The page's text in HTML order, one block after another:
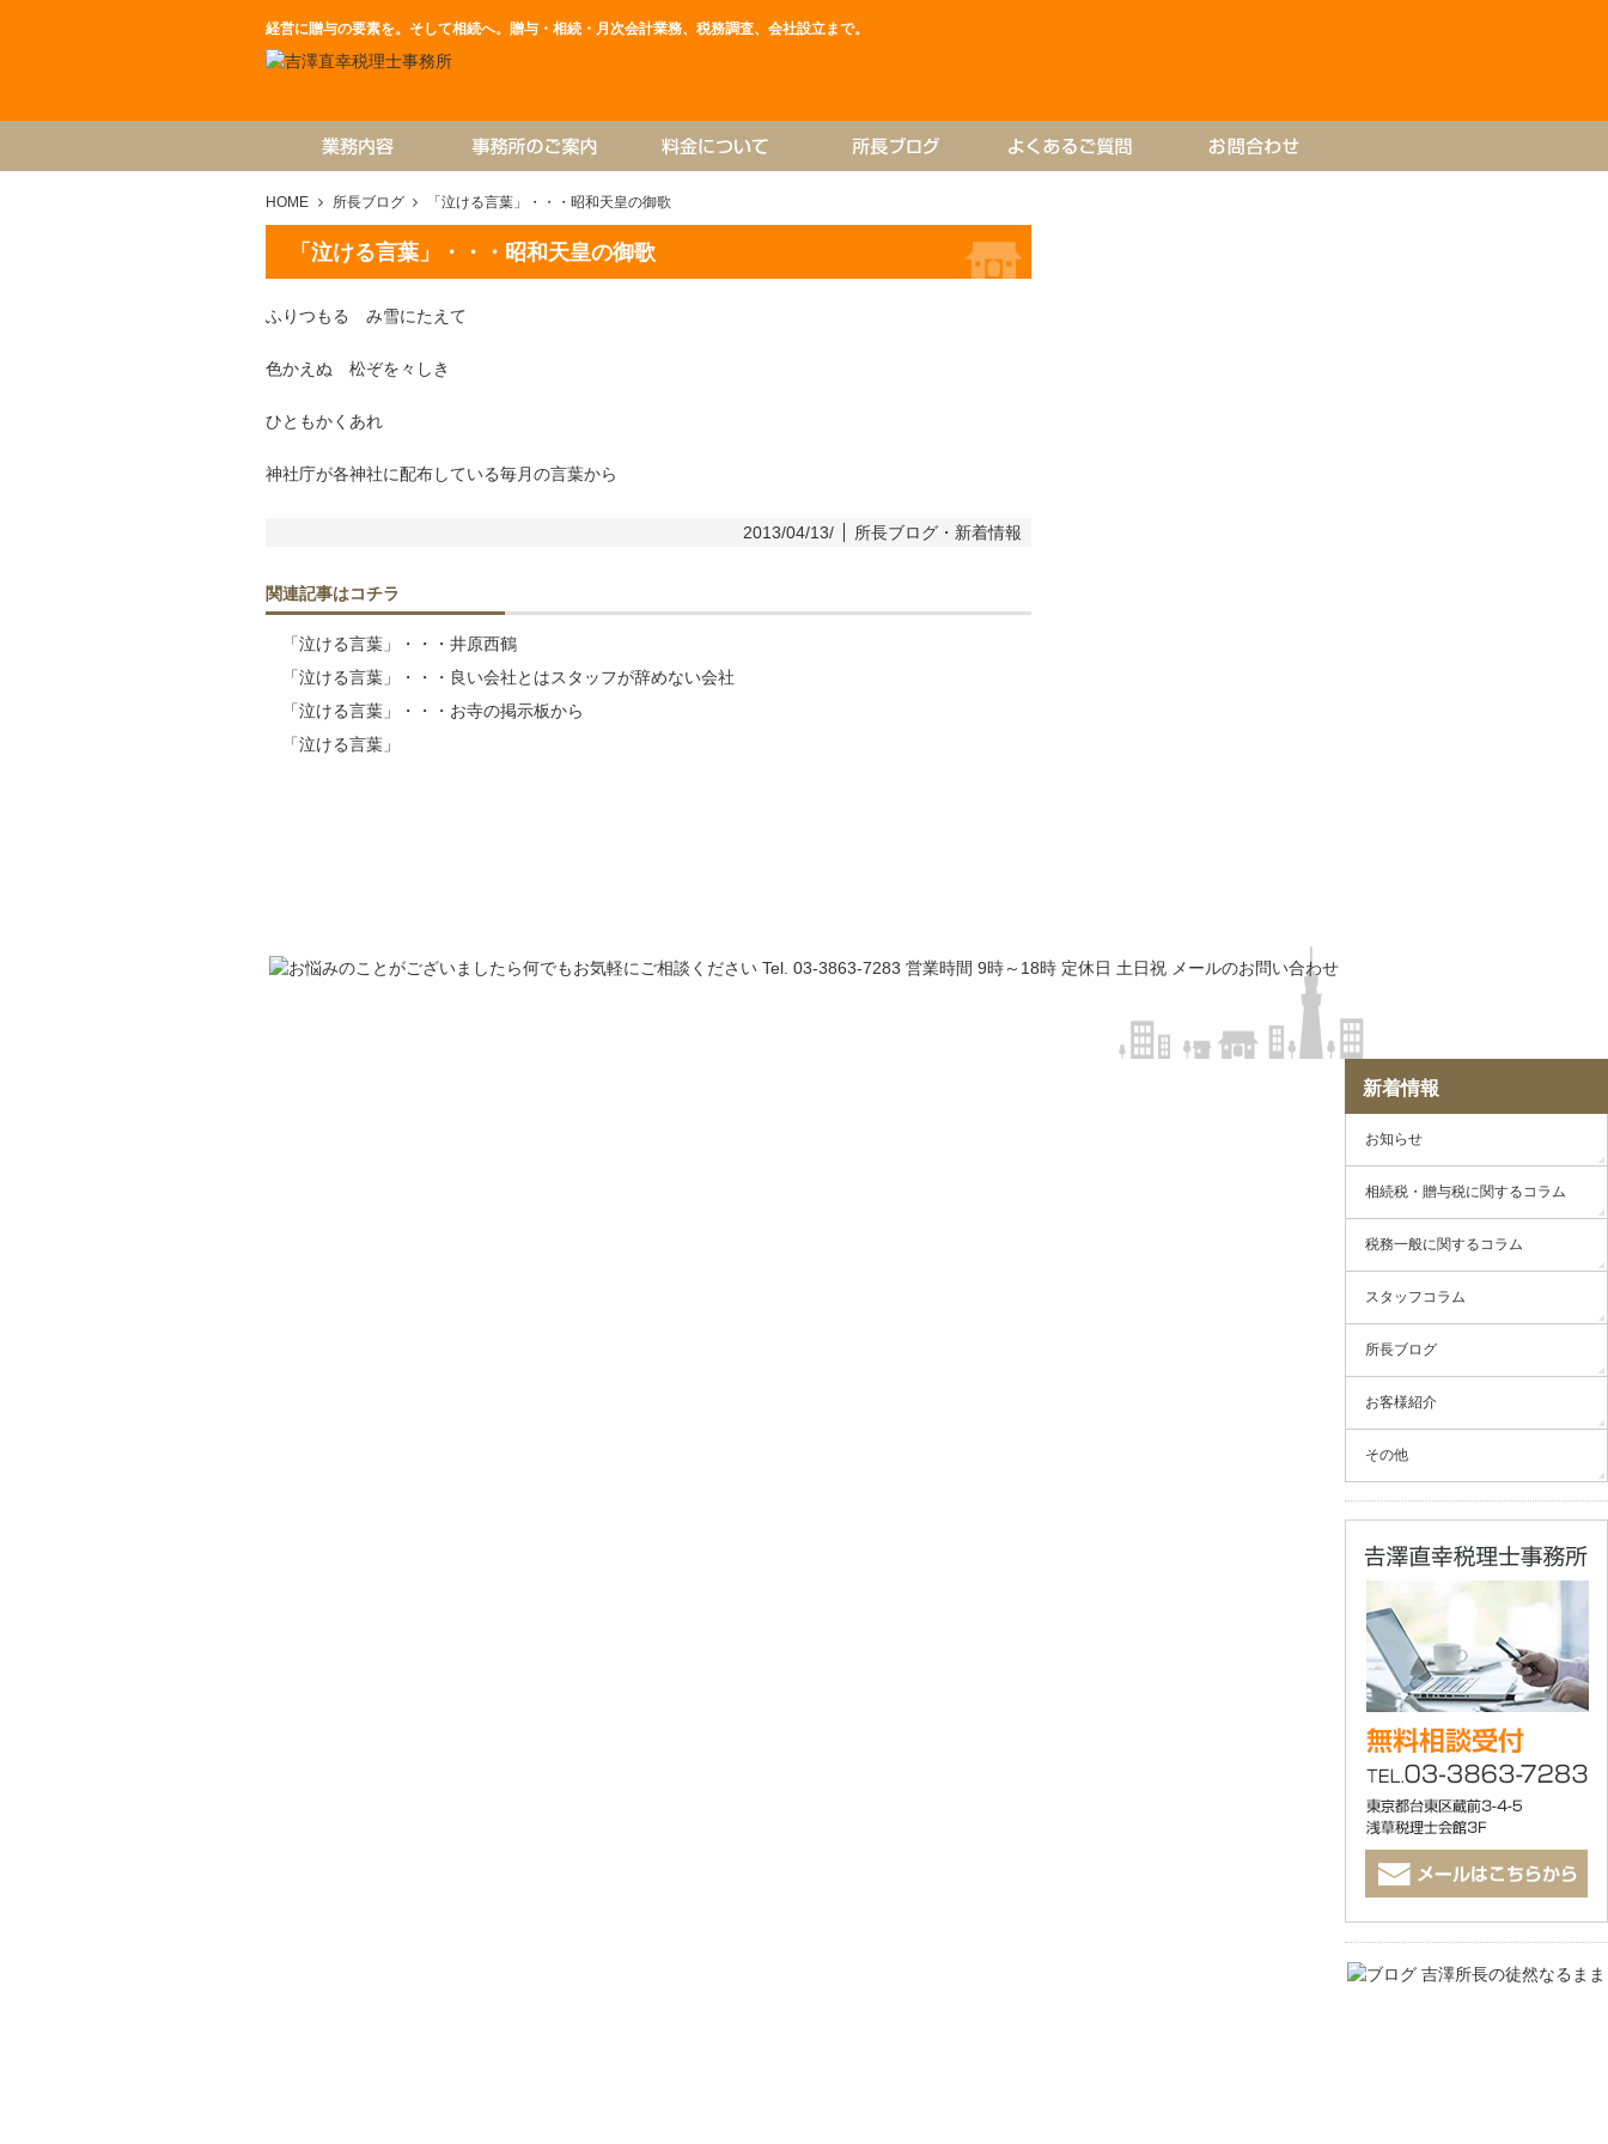
経営に贈与の要素を。そして相続へ。贈与・相続・月次会計業務、税務調査、会社設立まで。
HOME 所長ブログ 「泣ける言葉」・・・昭和天皇の御歌
「泣ける言葉」・・・昭和天皇の御歌
ふりつもる み雪にたえて
色かえぬ 松ぞを々しき
ひともかくあれ
神社庁が各神社に配布している毎月の言葉から
2013/04/13/ 所長ブログ ・ 新着情報
関連記事はコチラ
「泣ける言葉」・・・井原西鶴
「泣ける言葉」・・・良い会社とはスタッフが辞めない会社
「泣ける言葉」・・・お寺の掲示板から
「泣ける言葉」
新着情報
お知らせ
相続税・贈与税に関するコラム
税務一般に関するコラム
スタッフコラム
所長ブログ
お客様紹介
その他